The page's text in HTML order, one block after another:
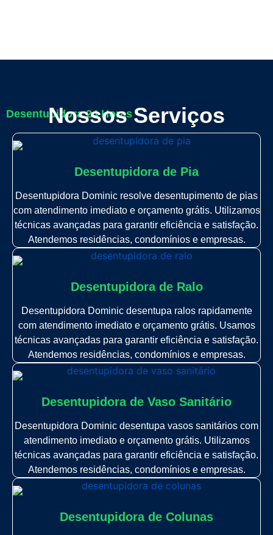
Desentupidora 24 Horas
Nossos Serviços
Desentupidora de Pia
Desentupidora Dominic resolve desentupimento de pias
com atendimento imediato e orçamento grátis. Utilizamos
técnicas avançadas para garantir eficiência e satisfação.
Atendemos residências, condomínios e empresas.
Desentupidora de Ralo
Desentupidora Dominic desentupa ralos rapidamente
com atendimento imediato e orçamento grátis. Usamos
técnicas avançadas para garantir eficiência e satisfação.
Atendemos residências, condomínios e empresas.
Desentupidora de Vaso Sanitário
Desentupidora Dominic desentupa vasos sanitários com
atendimento imediato e orçamento grátis. Utilizamos
técnicas avançadas para garantir eficiência e satisfação.
Atendemos residências, condomínios e empresas.
Desentupidora de Colunas